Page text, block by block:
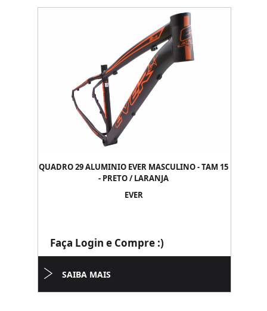
QUADRO 29 ALUMINIO EVER MASCULINO - TAM 15
- PRETO / LARANJA
EVER
Faça Login e Compre :)
SAIBA MAIS